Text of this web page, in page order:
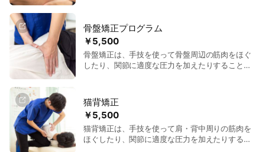
ぎっくり腰、寝違え、五十肩、偏頭痛、顎関節
症、バネ指、むち打ちなど多岐にわたり、幅広い
効果が期待できます。 特に、交通事故によるむち
打ちや捻挫、手足のしびれなど、原因を特定しづ
らい症状にも対応可能で、劇的な改善が見込めま
たい」「原因のわからない症状に悩んでいる」と
いう方には特におすすめです。
￥5,500
骨盤矯正プログラム
骨盤矯正は、手技を使って骨盤周辺の筋肉をほぐ
したり、関節に適度な圧力を加えたりすること
果としては、腰痛の軽減、姿勢の改善、体型の引
き締めが期待できます。また、血行促進により、
冷え性やむくみの改善にもつながります。デスク
ワークや立ち仕事が多い方、産後の体型戻しを希
望する女性に特におすすめです。
￥5,500
猫背矯正
猫背矯正は、手技を使って肩・背中周りの筋肉を
ほぐしたり、関節に適度な圧力を加えたりするこ